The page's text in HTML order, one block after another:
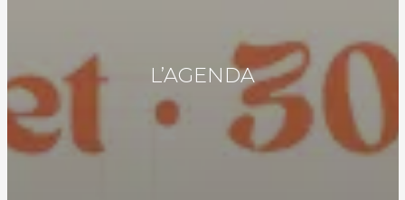
L’AGENDA